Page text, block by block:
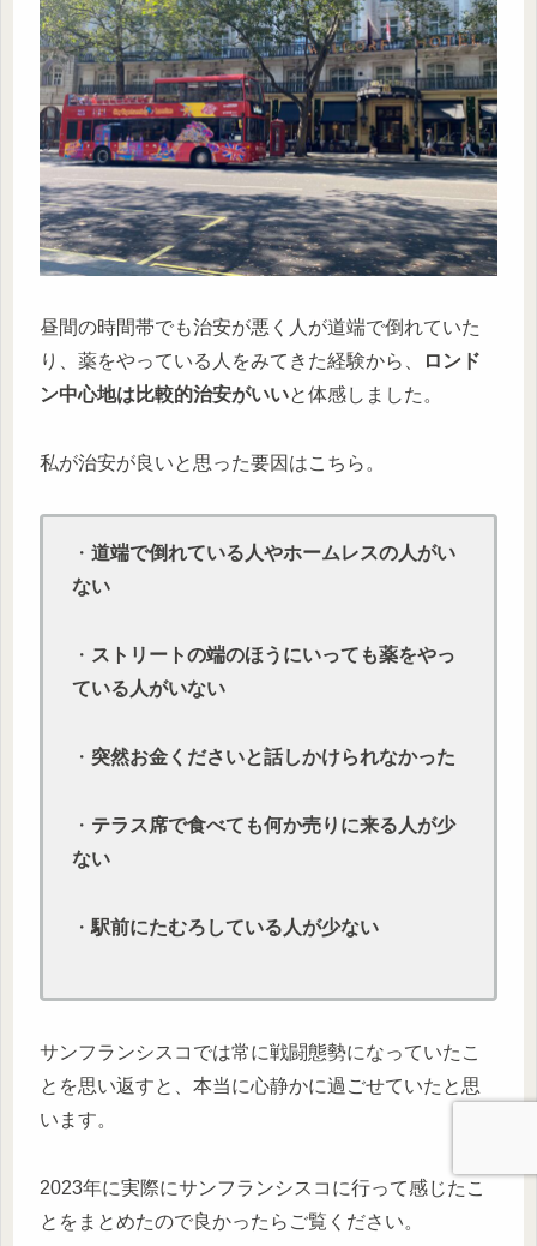
昼間の時間帯でも治安が悪く人が道端で倒れていた
り、薬をやっている人をみてきた経験から、
ロンド
ン中心地は比較的治安がいいと体感しました。
私が治安が良いと思った要因はこちら。
・ 道端で倒れている人やホームレスの人がい
ない
・ ストリートの端のほうにいっても薬をやっ
ている人がいない
・ 突然お金くださいと話しかけられなかった
・ テラス席で食べても何か売りに来る人が少
ない
・ 駅前にたむろしている人が少ない
サンフランシスコでは常に戦闘態勢になっていたこ
とを思い返すと、本当に心静かに過ごせていたと思
います。
2023年に実際にサンフランシスコに行って感じたこ
とをまとめたので良かったらご覧ください。